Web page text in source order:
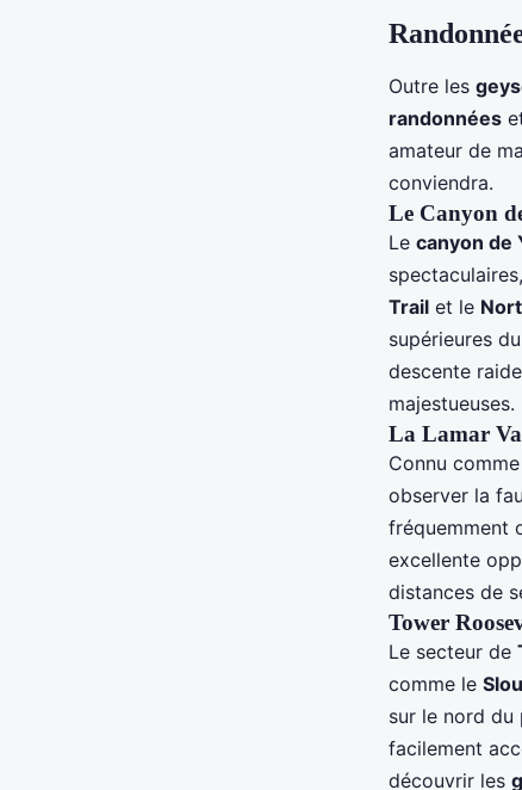
Outre les
randonnées
amateur de
conviendra.
Le Canyon
Le canyon de
Trail et le
supérieures
descente
majestueuses.
La Lamar
Connu
observer la
fréquemment
excellente
distances de
Tower
Le secteur de
comme le
sur le nord du
facilement
découvrir les